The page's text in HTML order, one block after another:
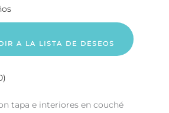
A LA LISTA DE DESEOS
tapa e interiores en couché